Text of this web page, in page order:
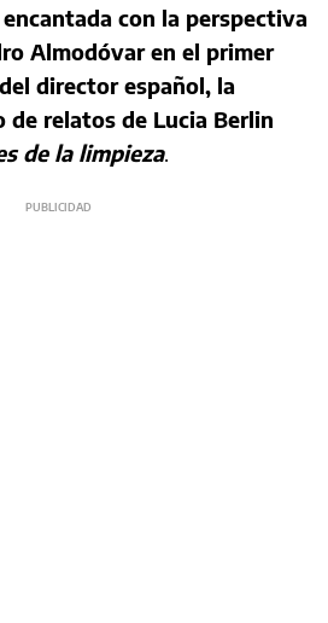
con la perspectiva
Almodóvar en el primer
director español, la
relatos de Lucia Berlin
de la limpieza.